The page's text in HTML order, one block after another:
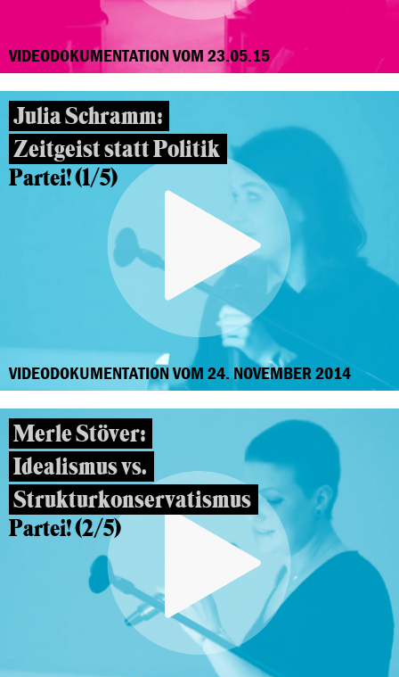
VIDEODOKUMENTATION VOM 23.05.15
Julia Schramm:
Zeitgeist statt Politik
Partei! (1/5)
VIDEODOKUMENTATION VOM 24. NOVEMBER 2014
Merle Stöver:
Idealismus vs.
Strukturkonservatismus
Partei! (2/5)